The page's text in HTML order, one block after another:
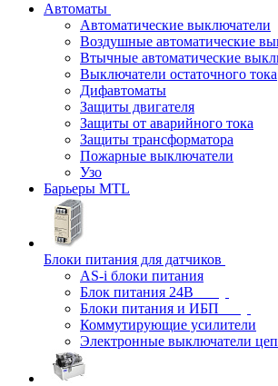
Автоматы
Автоматические выключатели
Воздушные автоматические
Втычные автоматические
Выключатели остаточного тока
Дифавтоматы
Защиты двигателя
Защиты от аварийного тока
Защиты трансформатора
Пожарные выключатели
Узо
Барьеры MTL
Блоки питания для датчиков
AS-i блоки питания
Блок питания 24В
Блоки питания и ИБП
Коммутирующие усилители
Электронные выключатели